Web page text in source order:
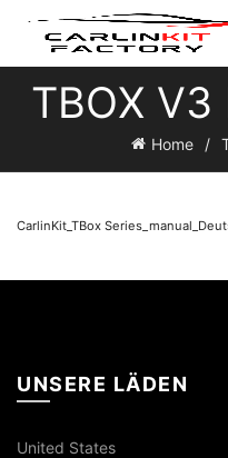
TBOX V3
Home
CarlinKit_TBox
UNSERE LÄDEN
United States